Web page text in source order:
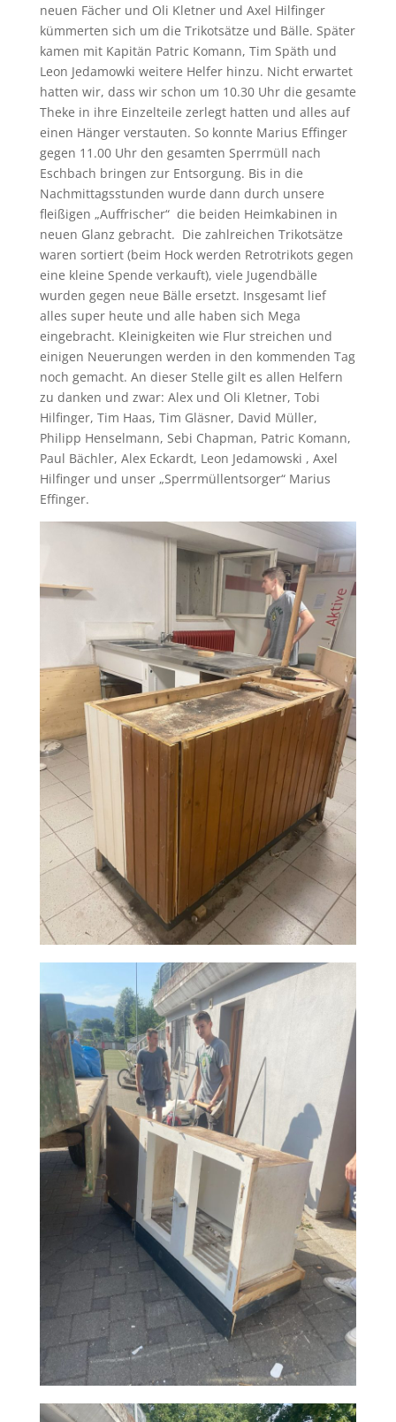
neuen Fächer und Oli Kletner und Axel Hilfinger
kümmerten sich um die Trikotsätze und Bälle. Später
kamen mit Kapitän Patric Komann, Tim Späth und
Leon Jedamowki weitere Helfer hinzu. Nicht erwartet
hatten wir, dass wir schon um 10.30 Uhr die gesamte
Theke in ihre Einzelteile zerlegt hatten und alles auf
einen Hänger verstauten. So konnte Marius Effinger
gegen 11.00 Uhr den gesamten Sperrmüll nach
Eschbach bringen zur Entsorgung. Bis in die
Nachmittagsstunden wurde dann durch unsere
fleißigen „Auffrischer“ die beiden Heimkabinen in
neuen Glanz gebracht. Die zahlreichen Trikotsätze
waren sortiert (beim Hock werden Retrotrikots gegen
eine kleine Spende verkauft), viele Jugendbälle
wurden gegen neue Bälle ersetzt. Insgesamt lief
alles super heute und alle haben sich Mega
eingebracht. Kleinigkeiten wie Flur streichen und
einigen Neuerungen werden in den kommenden Tag
noch gemacht. An dieser Stelle gilt es allen Helfern
zu danken und zwar: Alex und Oli Kletner, Tobi
Hilfinger, Tim Haas, Tim Gläsner, David Müller,
Philipp Henselmann, Sebi Chapman, Patric Komann,
Paul Bächler, Alex Eckardt, Leon Jedamowski , Axel
Hilfinger und unser „Sperrmüllentsorger“ Marius
Effinger.